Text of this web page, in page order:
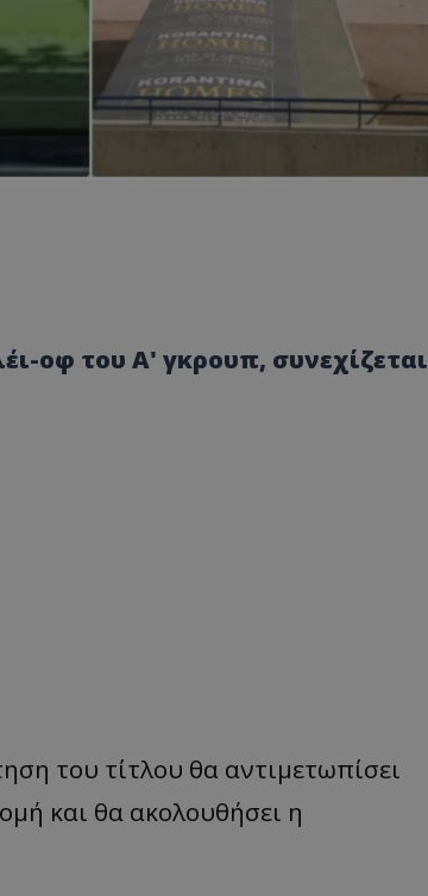
οφ του Α' γκρουπ, συνεχίζεται
του τίτλου θα αντιμετωπίσει
και θα ακολουθήσει η